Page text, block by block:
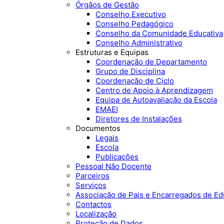
Órgãos de Gestão
Conselho Executivo
Conselho Pedagógico
Conselho da Comunidade Educativa
Conselho Administrativo
Estruturas e Equipas
Coordenação de Departamento
Grupo de Disciplina
Coordenação de Ciclo
Centro de Apoio à Aprendizagem
Equipa de Autoavaliação da Escola
EMAEI
Diretores de Instalações
Documentos
Legais
Escola
Publicações
Pessoal Não Docente
Parceiros
Serviços
Associação de Pais e Encarregados de
Contactos
Localização